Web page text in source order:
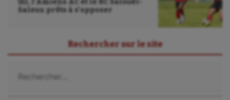
(b), l’Amiens AC et le RC Salouël-
Saleux prêts à s’opposer
Rechercher sur le site